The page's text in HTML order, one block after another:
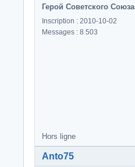
Герой Советского Союза
Inscription : 2010-10-02
Messages : 8 503
Hors ligne
Anto75